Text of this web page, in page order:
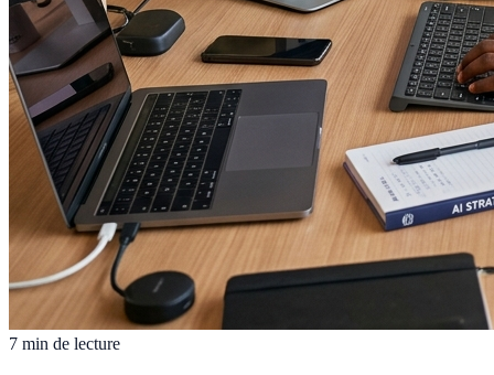
7 min de lecture